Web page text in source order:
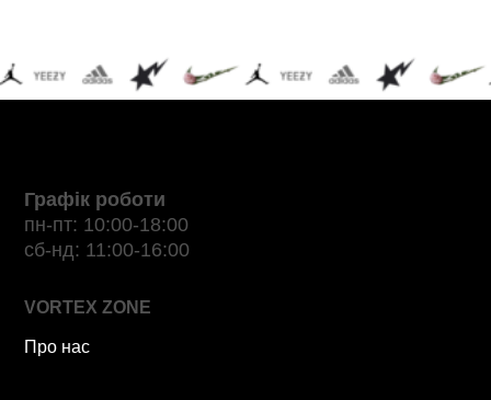
Графік роботи
пн-пт: 10:00-18:00
сб-нд: 11:00-16:00
VORTEX ZONE
Про нас